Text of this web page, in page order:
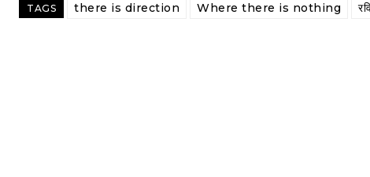
TAGS there is direction Where there is nothing